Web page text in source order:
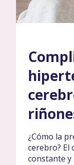
¿Cómo la
cerebro? El
constante